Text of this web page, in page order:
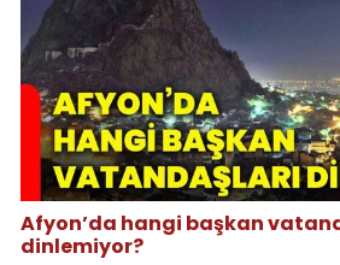
Afyon’da hangi başkan
dinlemiyor?